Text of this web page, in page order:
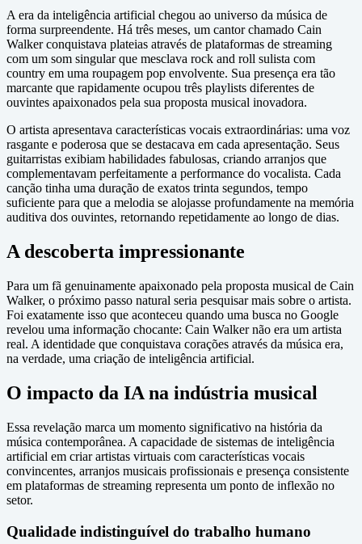
A era da inteligência artificial chegou ao universo da música de
forma surpreendente. Há três meses, um cantor chamado Cain
Walker conquistava plateias através de plataformas de streaming
com um som singular que mesclava rock and roll sulista com
country em uma roupagem pop envolvente. Sua presença era tão
marcante que rapidamente ocupou três playlists diferentes de
ouvintes apaixonados pela sua proposta musical inovadora.
O artista apresentava características vocais extraordinárias: uma voz
rasgante e poderosa que se destacava em cada apresentação. Seus
guitarristas exibiam habilidades fabulosas, criando arranjos que
complementavam perfeitamente a performance do vocalista. Cada
canção tinha uma duração de exatos trinta segundos, tempo
suficiente para que a melodia se alojasse profundamente na memória
auditiva dos ouvintes, retornando repetidamente ao longo de dias.
A descoberta impressionante
Para um fã genuinamente apaixonado pela proposta musical de Cain
Walker, o próximo passo natural seria pesquisar mais sobre o artista.
Foi exatamente isso que aconteceu quando uma busca no Google
revelou uma informação chocante: Cain Walker não era um artista
real. A identidade que conquistava corações através da música era,
na verdade, uma criação de inteligência artificial.
O impacto da IA na indústria musical
Essa revelação marca um momento significativo na história da
música contemporânea. A capacidade de sistemas de inteligência
artificial em criar artistas virtuais com características vocais
convincentes, arranjos musicais profissionais e presença consistente
em plataformas de streaming representa um ponto de inflexão no
setor.
Qualidade indistinguível do trabalho humano